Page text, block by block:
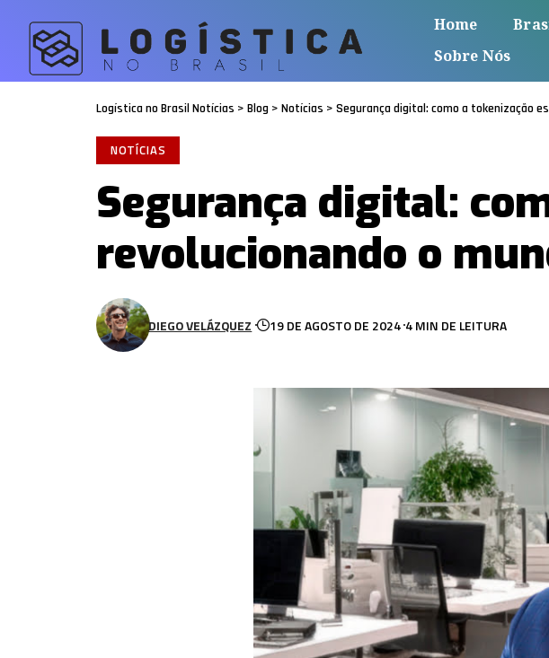
Home
Sobre Nós
Logística no Brasil Notícias > Blog > Notícias > Segurança digital: como a tokenização
NOTÍCIAS
Segurança digital:
revolucionando o
DIEGO VELÁZQUEZ 19 DE AGOSTO DE 2024 4 MIN DE LEITURA